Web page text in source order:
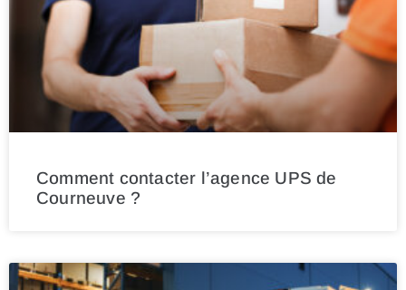
Comment contacter l’agence UPS de
Courneuve ?